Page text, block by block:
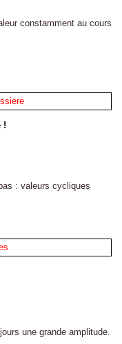
constamment au cours
!
: valeurs cycliques
une grande amplitude.